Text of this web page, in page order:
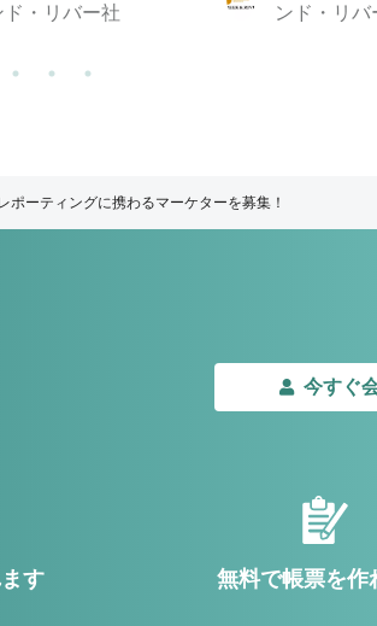
ド・リバー社
ンド・リバ
ポーティングに携わるマーケターを募集！
今すぐ
す 無料で帳票を作